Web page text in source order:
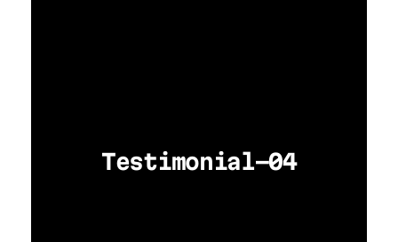
Testimonial-04